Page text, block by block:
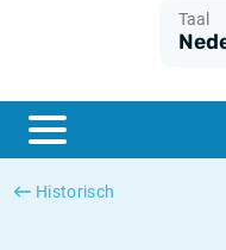
Taal
Historisch
ESTER
SONIA
Wat is HICP inflatie?
Nederlandse inflatie - CPI
Amerikaanse inflatie - CPI
SOFR historie
TONAR historie